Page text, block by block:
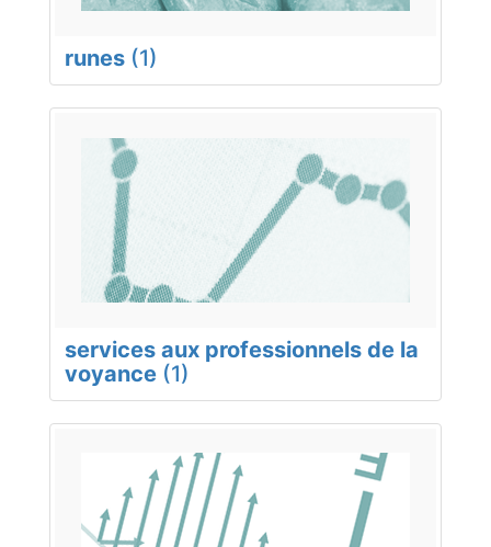
runes (1)
services aux professionnels de la
voyance (1)